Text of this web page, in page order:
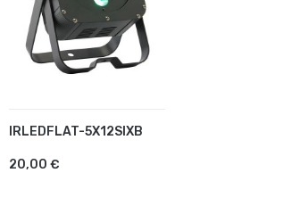
IRLEDFLAT-5X12SIXB
20,00 €
AJOUTER AU PANIER